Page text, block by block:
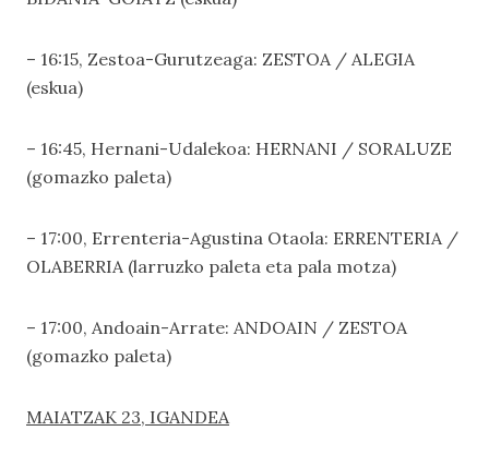
– 16:15, Zestoa-Gurutzeaga: ZESTOA / ALEGIA
(eskua)
– 16:45, Hernani-Udalekoa: HERNANI / SORALUZE
(gomazko paleta)
– 17:00, Errenteria-Agustina Otaola: ERRENTERIA /
OLABERRIA (larruzko paleta eta pala motza)
– 17:00, Andoain-Arrate: ANDOAIN / ZESTOA
(gomazko paleta)
MAIATZAK 23, IGANDEA